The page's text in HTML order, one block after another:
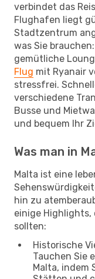
verbindet das
Flughafen liegt
Stadtzentrum
was Sie
gemütliche
Flug mit Ryanair
stressfrei.
verschiedene
Busse und
und bequem Ihr
Was man in
Malta ist eine
hin zu
einige Highlights,
sollten:
Historische
Tauchen Sie
Malta, indem